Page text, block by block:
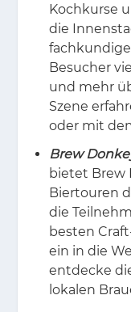
Kochkurse
die
Besucher
und mehr
Szene
oder mit
Brew
bietet Brew
Biertouren
die
besten
ein in die
entdecke
lokalen